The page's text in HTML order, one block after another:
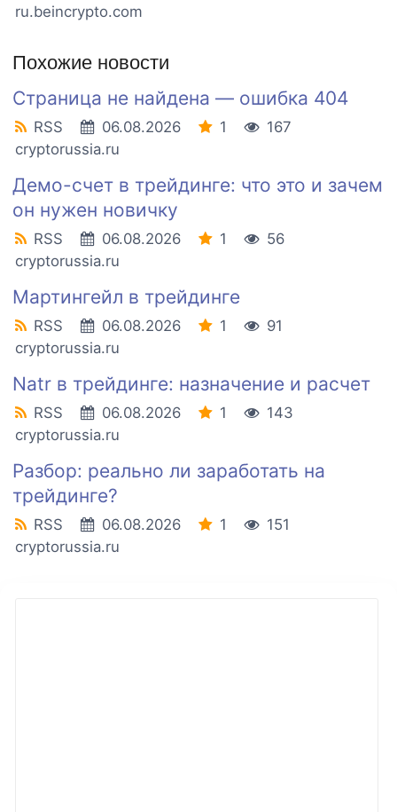
ru.beincrypto.com
Похожие новости
Страница не найдена — ошибка 404
RSS 06.08.2026 1
167
cryptorussia.ru
Демо-счет в трейдинге: что это и зачем
он нужен новичку
RSS 06.08.2026 1
56
cryptorussia.ru
Мартингейл в трейдинге
RSS 06.08.2026 1
91
cryptorussia.ru
Natr в трейдинге: назначение и расчет
RSS 06.08.2026 1
143
cryptorussia.ru
Разбор: реально ли заработать на
трейдинге?
RSS 06.08.2026 1
151
cryptorussia.ru